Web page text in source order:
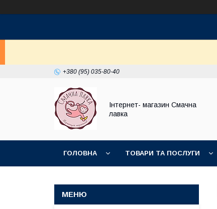
+380 (95) 035-80-40
Інтернет- магазин Смачна
лавка
ГОЛОВНА ТОВАРИ ТА ПОСЛУГИ